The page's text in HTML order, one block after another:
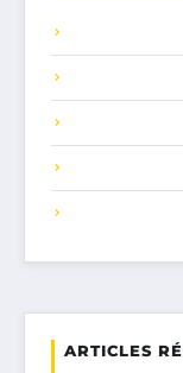
ARTICLES